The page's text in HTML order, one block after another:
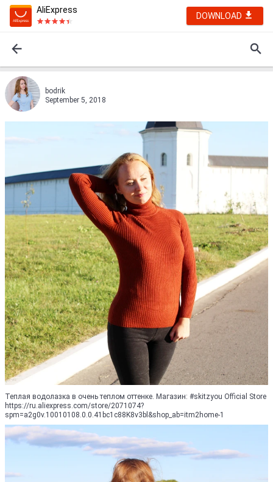
AliExpress
DOWNLOAD
bodrik
September 5, 2018
Теплая водолазка в очень теплом оттенке. Магазин: #skitzyou Official Store
https://ru.aliexpress.com/store/2071074?
spm=a2g0v.10010108.0.0.41bc1c88K8v3bl&shop_ab=itm2home-1